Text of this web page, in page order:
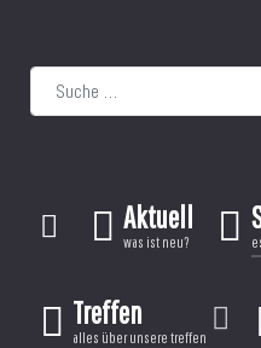
Suchen
Aktuell
was ist neu?
Treffen
alles über unsere treffen